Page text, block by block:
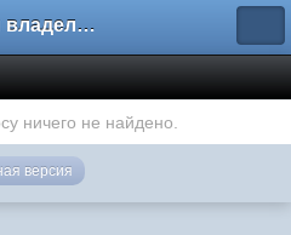
Форум владельцев интернет-магазинов
ничего не найдено.
версия